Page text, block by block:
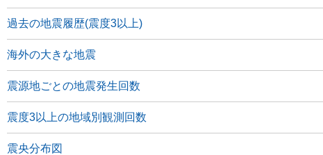
過去の地震履歴(震度3以上)
海外の大きな地震
震源地ごとの地震発生回数
震度3以上の地域別観測回数
震央分布図